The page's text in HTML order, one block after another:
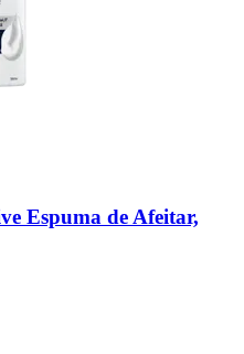
Espuma de Afeitar,